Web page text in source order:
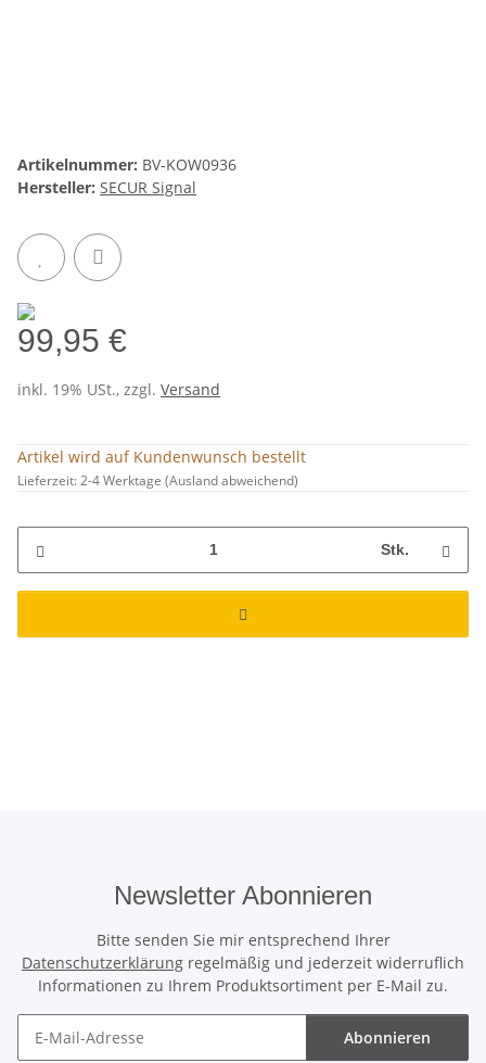
Artikelnummer: BV-KOW0936
Hersteller: SECUR Signal
99,95 €
inkl. 19% USt., zzgl. Versand
Artikel wird auf Kundenwunsch bestellt
Lieferzeit:2-4 Werktage (Ausland abweichend)
Stk.
Newsletter Abonnieren
Bitte senden Sie mir entsprechend Ihrer
Datenschutzerklärung regelmäßig und jederzeit widerruflich
Informationen zu Ihrem Produktsortiment per E-Mail zu.
Abonnieren